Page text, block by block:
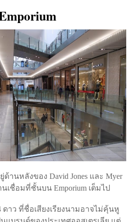
านหลังของ David Jones และ Myer
เชื่อมที่ชั้นบน Emporium เต็มไป
าว ที่ชื่อเสียงเรียงนามอาจไม่คุ้นหู